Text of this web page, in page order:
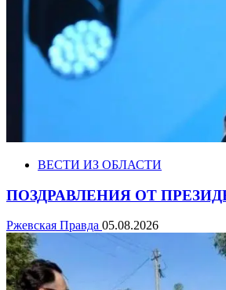
ВЕСТИ ИЗ ОБЛАСТИ
ПОЗДРАВЛЕНИЯ ОТ
Ржевская Правда 05.08.2026